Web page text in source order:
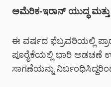
ಅಮೆರಿಕ-ಇರಾನ್ ಯುದ್ಧ
ಈ ವರ್ಷದ ಫೆಬ್ರವರಿಯಲ್ಲಿ
ಪೂರೈಕೆಯಲ್ಲಿ ಭಾರಿ ಅಡಚಣೆ
ಸಾಗಣೆಯನ್ನು